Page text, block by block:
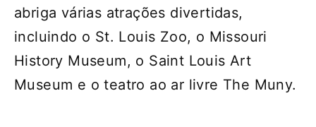
abriga várias atrações divertidas,
incluindo o St. Louis Zoo, o Missouri
History Museum, o Saint Louis Art
Museum e o teatro ao ar livre The Muny.